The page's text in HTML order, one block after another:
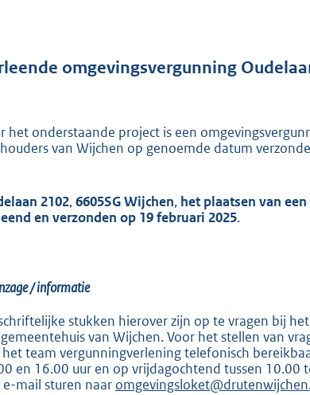
omgevingsvergunning
het onderstaande project is een
van Wijchen op genoemde datum
2102,6605SG Wijchen, het plaatsen van
en verzonden op 19 februari 2025.
/ informatie
stukken hierover zijn op te vragen bij
van Wijchen. Voor het stellen van
team vergunningverlening telefonisch
en 16.00 uur en op vrijdagochtend tussen
e-mail sturen naar